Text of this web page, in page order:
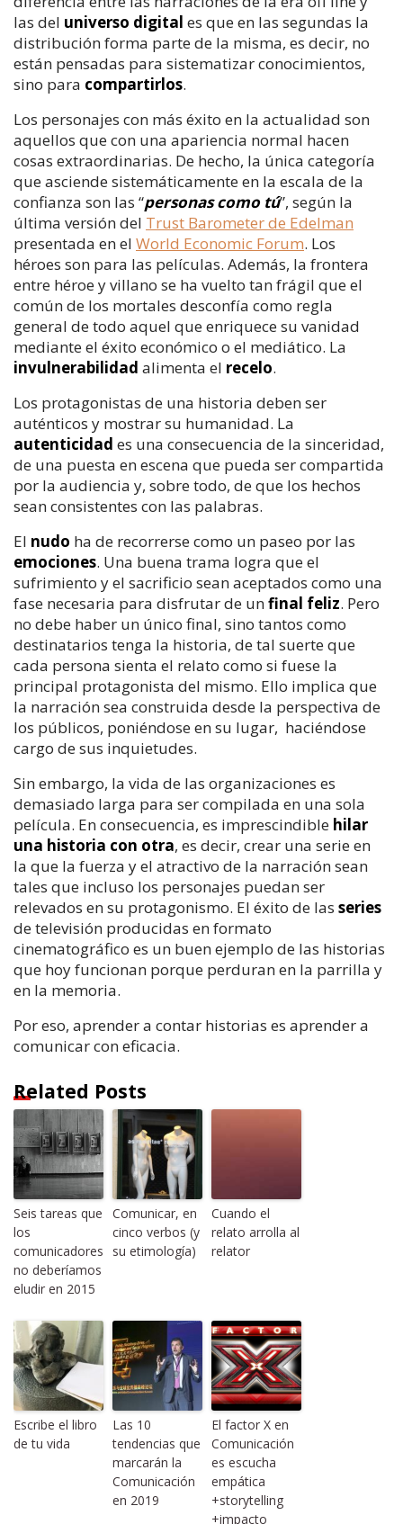
las del universo digital es que en las segundas la
distribución forma parte de la misma, es decir, no
están pensadas para sistematizar conocimientos,
sino para compartirlos.
Los personajes con más éxito en la actualidad son
aquellos que con una apariencia normal hacen
cosas extraordinarias. De hecho, la única categoría
que asciende sistemáticamente en la escala de la
confianza son las “personas como tú”, según la
última versión del Trust Barometer de Edelman
presentada en el World Economic Forum. Los
héroes son para las películas. Además, la frontera
entre héroe y villano se ha vuelto tan frágil que el
común de los mortales desconfía como regla
general de todo aquel que enriquece su vanidad
mediante el éxito económico o el mediático. La
invulnerabilidad alimenta el recelo.
Los protagonistas de una historia deben ser
auténticos y mostrar su humanidad. La
autenticidad es una consecuencia de la sinceridad,
de una puesta en escena que pueda ser compartida
por la audiencia y, sobre todo, de que los hechos
sean consistentes con las palabras.
El nudo ha de recorrerse como un paseo por las
emociones. Una buena trama logra que el
sufrimiento y el sacrificio sean aceptados como una
fase necesaria para disfrutar de unfinal feliz. Pero
no debe haber un único final, sino tantos como
destinatarios tenga la historia, de tal suerte que
cada persona sienta el relato como si fuese la
principal protagonista del mismo. Ello implica que
la narración sea construida desde la perspectiva de
los públicos, poniéndose en su lugar, haciéndose
cargo de sus inquietudes.
Sin embargo, la vida de las organizaciones es
demasiado larga para ser compilada en una sola
película. En consecuencia, es imprescindible hilar
una historia con otra, es decir, crear una serie en
la que la fuerza y el atractivo de la narración sean
tales que incluso los personajes puedan ser
relevados en su protagonismo. El éxito de las series
de televisión producidas en formato
cinematográfico es un buen ejemplo de las historias
que hoy funcionan porque perduran en la parrilla y
en la memoria.
Por eso, aprender a contar historias es aprender a
comunicar con eficacia.
Related Posts
Seis tareas que
los
comunicadores
no deberíamos
eludir en 2015
Comunicar, en
cinco verbos (y
su etimología)
Cuando el
relato arrolla al
relator
Escribe el libro
de tu vida
Las 10
tendencias que
marcarán la
Comunicación
en 2019
El factor X en
Comunicación
es escucha
empática
+storytelling
+impacto